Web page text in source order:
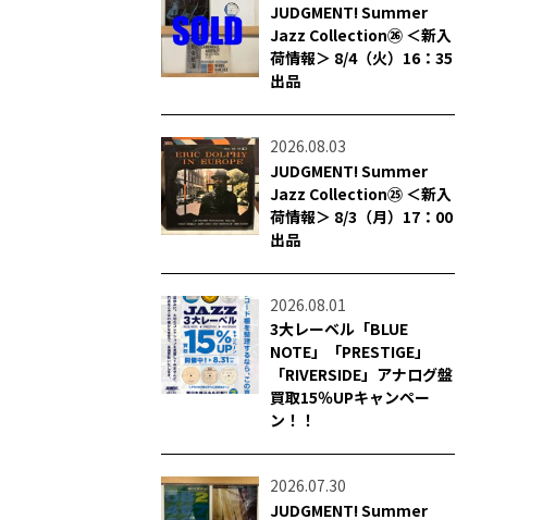
JUDGMENT! Summer
Jazz Collection㉖ ＜新入
荷情報＞ 8/4（火）16：35
出品
2026.08.03
JUDGMENT! Summer
Jazz Collection㉕ ＜新入
荷情報＞ 8/3（月）17：00
出品
2026.08.01
3大レーベル「BLUE
NOTE」「PRESTIGE」
「RIVERSIDE」アナログ盤
買取15％UPキャンペー
ン！！
2026.07.30
JUDGMENT! Summer